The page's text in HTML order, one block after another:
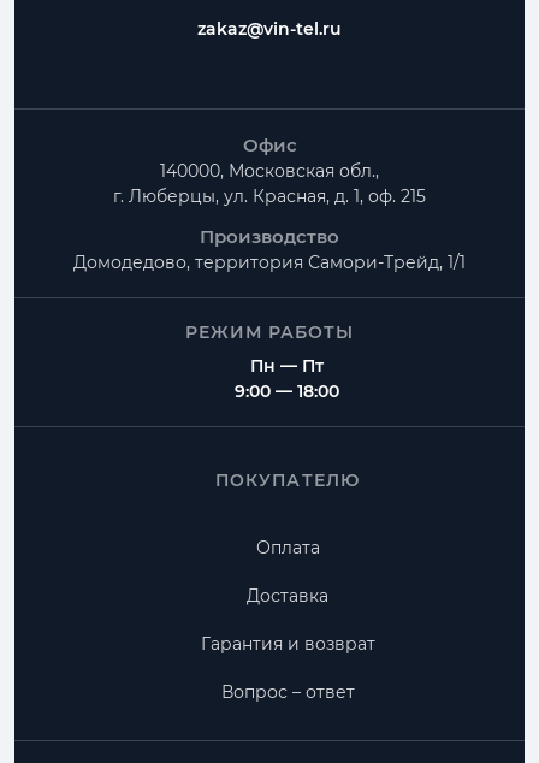
zakaz@vin-tel.ru
Офис
140000, Московская обл.,
г. Люберцы, ул. Красная, д. 1, оф. 215
Производство
Домодедово, территория Самори-Трейд, 1/1
РЕЖИМ РАБОТЫ
Пн — Пт
9:00 — 18:00
ПОКУПАТЕЛЮ
Оплата
Доставка
Гарантия и возврат
Вопрос – ответ